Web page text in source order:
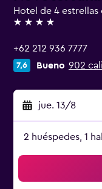
Hotel de 4 estrellas
4 estrellas
+62 212 936 7777
7,6 Bueno 902
jue. 13/8
2 huéspedes, 1